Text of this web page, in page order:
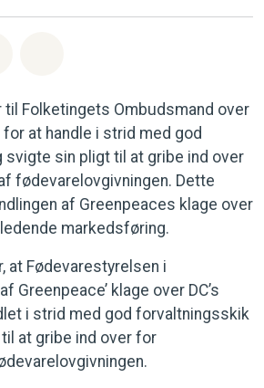
til Folketingets Ombudsmand over
at handle i strid med god
sin pligt til at gribe ind over
fødevarelovgivningen. Dette
af Greenpeaces klage over
markedsføring.
at Fødevarestyrelsen i
Greenpeace’ klage over DC’s
i strid med god forvaltningsskik
at gribe ind over for